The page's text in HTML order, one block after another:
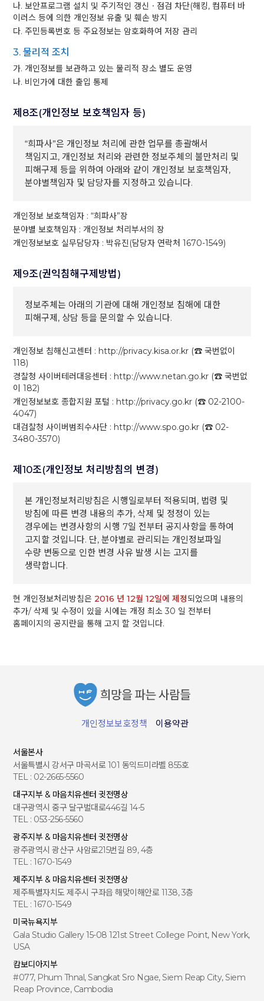
나. 보안프로그램 설치 및 주기적인 갱신ㆍ점검 차단(해킹, 컴퓨터 바
이러스 등에 의한 개인정보 유출 및 훼손 방지
다. 주민등록번호 등 주요정보는 암호화하여 저장 관리
3. 물리적 조치
가. 개인정보를 보관하고 있는 물리적 장소 별도 운영
나. 비인가에 대한 출입 통제
제8조(개인정보 보호책임자 등)
“희파사”은 개인정보 처리에 관한 업무를 총괄해서
책임지고, 개인정보 처리와 관련한 정보주체의 불만처리 및
피해구제 등을 위하여 아래와 같이 개인정보 보호책임자,
분야별책임자 및 담당자를 지정하고 있습니다.
개인정보 보호책임자 : “희파사”장
분야별 보호책임자 : 개인정보 처리부서의 장
개인정보보호 실무담당자 : 박유진(담당자 연락처 1670-1549)
제9조(권익침해구제방법)
정보주체는 아래의 기관에 대해 개인정보 침해에 대한
피해구제, 상담 등을 문의할 수 있습니다.
개인정보 침해신고센터 : http://privacy.kisa.or.kr (☎ 국번없이
118)
경찰청 사이버테러대응센터 : http://www.netan.go.kr (☎ 국번없
이 182)
개인정보보호 종합지원 포털 : http://privacy.go.kr (☎ 02-2100-
4047)
대검찰청 사이버범죄수사단 : http://www.spo.go.kr (☎ 02-
3480-3570)
제10조(개인정보 처리방침의 변경)
본 개인정보처리방침은 시행일로부터 적용되며, 법령 및
방침에 따른 변경 내용의 추가, 삭제 및 정정이 있는
경우에는 변경사항의 시행 7일 전부터 공지사항을 통하여
고지할 것입니다. 단, 분야별로 관리되는 개인정보파일
수량 변동으로 인한 변경 사유 발생 시는 고지를
생략합니다.
현 개인정보처리방침은 2016 년 12월 12일에 제정되었으며 내용의
추가/ 삭제 및 수정이 있을 시에는 개정 최소 30 일 전부터
홈페이지의 공지란을 통해 고지 할 것입니다.
개인정보보호정책 이용약관
서울본사
서울특별시 강서구 마곡서로 101 동익드미라벨 855호
TEL : 02-2665-5560
대구지부 & 마음치유센터 귓전명상
대구광역시 중구 달구벌대로446길 14-5
TEL : 053-256-5560
광주지부 & 마음치유센터 귓전명상
광주광역시 광산구 사암로215번길 89, 4층
TEL : 1670-1549
제주지부 & 마음치유센터 귓전명상
제주특별자치도 제주시 구좌읍 해맞이해안로 1138, 3층
TEL : 1670-1549
미국뉴욕지부
Gala Studio Gallery 15-08 121st Street College Point, New York,
USA
캄보디아지부
#077, Phum Thnal, Sangkat Sro Ngae, Siem Reap City, Siem
Reap Province, Cambodia